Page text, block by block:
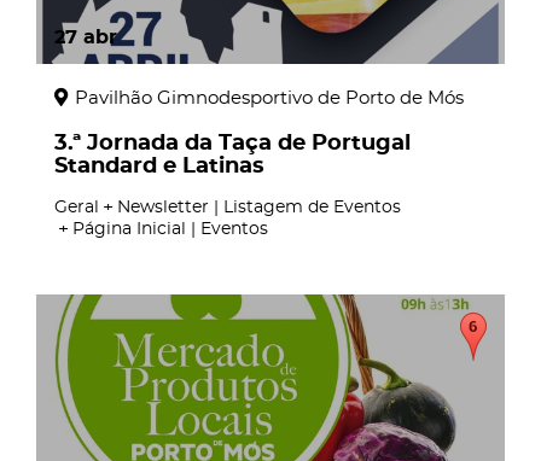
27 abr
Pavilhão Gimnodesportivo de Porto de Mós
3.ª Jornada da Taça de Portugal
Standard e Latinas
Geral
Newsletter | Listagem de Eventos
Página Inicial | Eventos